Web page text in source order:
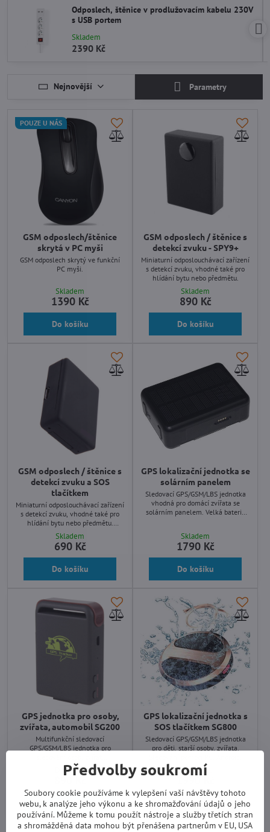
Odposlech, štěnice v prodlužovacím kabelu 230V
s USB portem
Skladem
2390 Kč
Nejnovější Parametry
POUZE U NÁS
GSM odposlech/štěnice
skrytá v PC myši
GSM odposlech skrytý ve funkční
PC myši.
Skladem
1390 Kč
Do košíku
GSM odposlech / štěnice s
detekcí zvuku - SPY9+
Miniaturní odposlouchávací zařízení
s detekcí zvuku, vhodné také pro
hlídání bytu nebo předmětu.
Skladem
890 Kč
Do košíku
GSM odposlech / štěnice s
detekcí zvuku a SOS
tlačítkem
Miniaturní odposlouchávací zařízení
s detekcí zvuku, vhodné také pro
hlídání bytu nebo předmětu.
Vhodné také pro hlídání dětí,
starších osob, obsahuje SOS
tlačítko.
Skladem
690 Kč
Do košíku
GPS lokalizační jednotka se
solárním panelem
Sledovací GPS/GSM/LBS jednotka
vhodná pro domácí zvířata se
solárním panelem. Velká baterie
Skladem
1790 Kč
Do košíku
GPS jednotka pro osoby,
zvířata, automobil SG200
Multifunkční sledovací
GPS/GSM/LBS jednotka pro
automobilu,... Sledování pomocí
sms nebo aplikace pro
externí paměť pro záznam dat.
Do týdne
890 Kč
Do košíku
GPS lokalizační jednotka s
SOS tlačítkem SG800
Sledovací GPS/GSM/LBS jednotka
pro děti, starší osoby, zvířata.
Vyprodáno
1990 Kč
Zobrazit
Předvolby soukromí
Soubory cookie používáme k vylepšení vaší návštěvy tohoto
webu, k analýze jeho výkonu a ke shromažďování údajů o jeho
používání. Můžeme k tomu použít nástroje a služby třetích stran
a shromážděná data mohou být přenášena partnerům v EU, USA